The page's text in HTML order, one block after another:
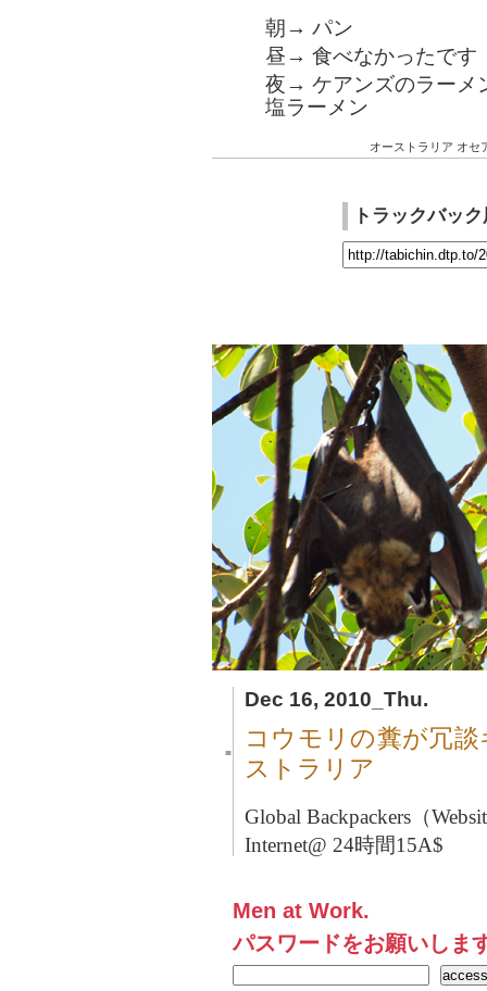
朝→ パン
昼→ 食べなかったです
夜→ ケアンズのラーメ
塩ラーメン
オーストラリア オセ
トラックバッ
Dec 16, 2010_Thu.
■
コウモリの糞が冗
ストラリア
Global Backpackers（
Internet@ 24時間15A$
Men at Work.
パスワードをお願いしま